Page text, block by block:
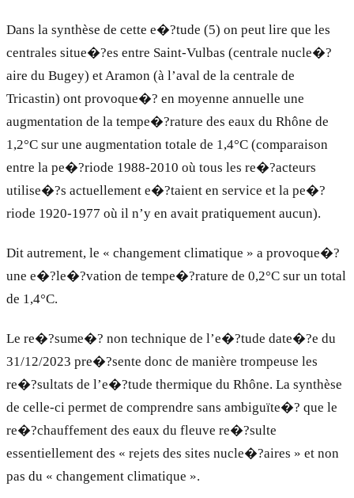
Dans la synthèse de cette e�?tude (5) on peut lire que les
centrales situe�?es entre Saint-Vulbas (centrale nucle�?
aire du Bugey) et Aramon (à l’aval de la centrale de
Tricastin) ont provoque�? en moyenne annuelle une
augmentation de la tempe�?rature des eaux du Rhône de
1,2°C sur une augmentation totale de 1,4°C (comparaison
entre la pe�?riode 1988-2010 où tous les re�?acteurs
utilise�?s actuellement e�?taient en service et la pe�?
riode 1920-1977 où il n’y en avait pratiquement aucun).
Dit autrement, le « changement climatique » a provoque�?
une e�?le�?vation de tempe�?rature de 0,2°C sur un total
de 1,4°C.
Le re�?sume�? non technique de l’e�?tude date�?e du
31/12/2023 pre�?sente donc de manière trompeuse les
re�?sultats de l’e�?tude thermique du Rhône. La synthèse
de celle-ci permet de comprendre sans ambiguïte�? que le
re�?chauffement des eaux du fleuve re�?sulte
essentiellement des « rejets des sites nucle�?aires » et non
pas du « changement climatique ».